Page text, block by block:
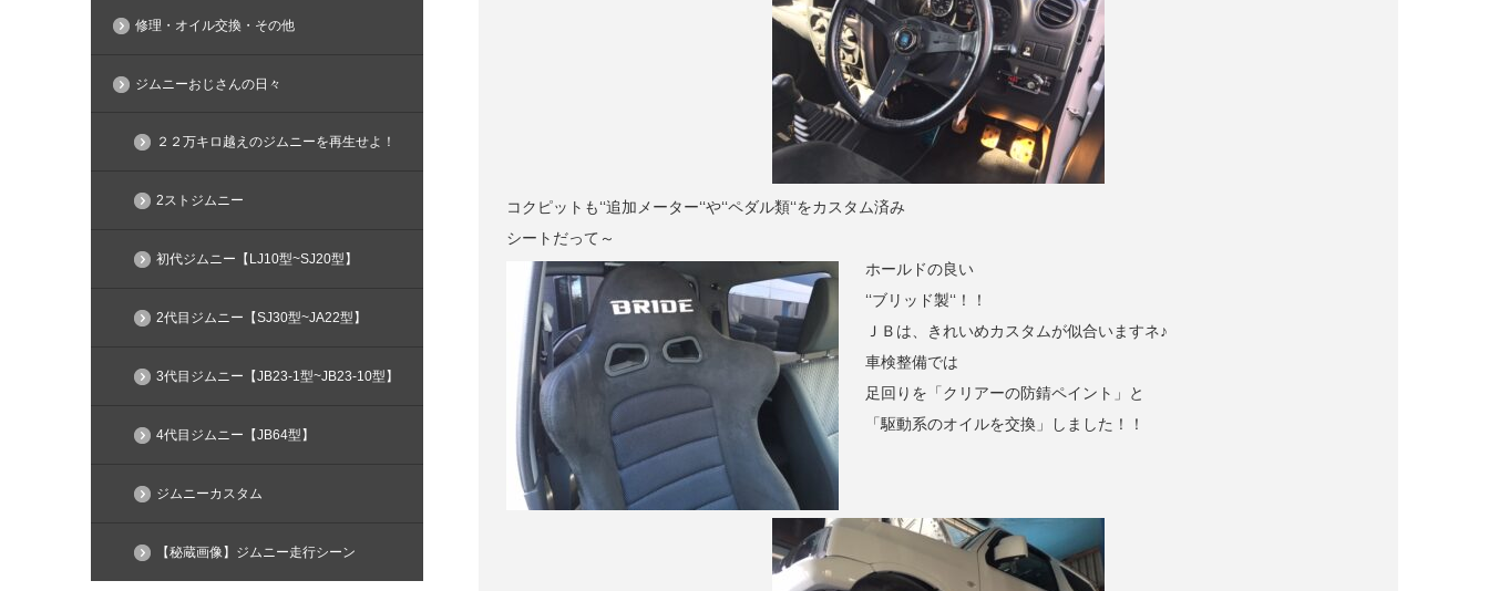
コクピットも‘‘追加メーター‘‘や‘‘ペダル類‘‘をカスタム済み
シートだって～
ホールドの良い
‘‘ブリッド製‘‘！！
ＪＢは、きれいめカスタムが似合いますネ♪
車検整備では
足回りを「クリアーの防錆ペイント」と
「駆動系のオイルを交換」しました！！
修理・オイル交換・その他
ジムニーおじさんの日々
２２万キロ越えのジムニーを再生せよ！
2ストジムニー
初代ジムニー【LJ10型~SJ20型】
2代目ジムニー【SJ30型~JA22型】
3代目ジムニー【JB23-1型~JB23-10型】
4代目ジムニー【JB64型】
ジムニーカスタム
【秘蔵画像】ジムニー走行シーン